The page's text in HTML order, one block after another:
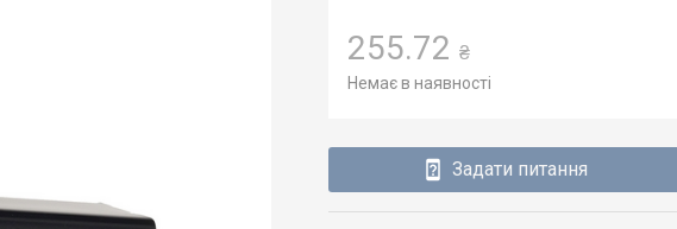
255.72 ₴
Немає в наявності
Задати питання